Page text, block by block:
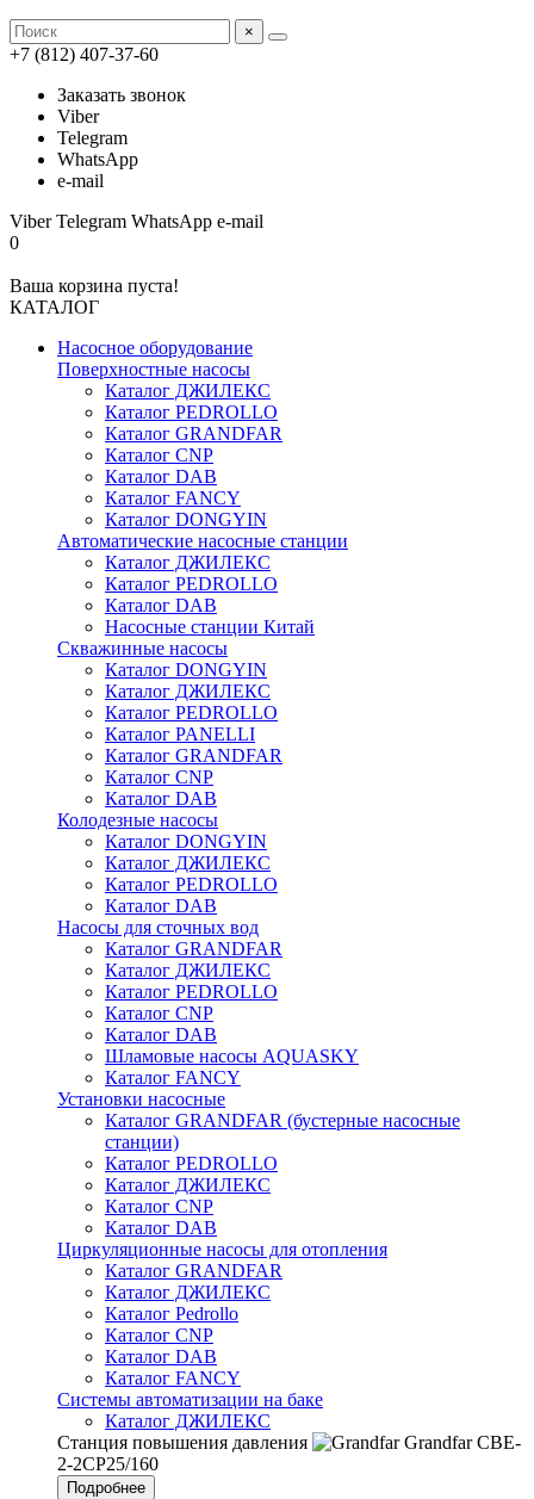
×
+7 (812) 407-37-60
Заказать звонок
Viber
Telegram
WhatsApp
e-mail
ViberTelegram WhatsApp e-mail
0
Ваша корзина пуста!
КАТАЛОГ
Насосное оборудование
Поверхностные насосы
Каталог ДЖИЛЕКС
Каталог PEDROLLO
Каталог GRANDFAR
Каталог CNP
Каталог DAB
Каталог FANCY
Каталог DONGYIN
Автоматические насосные станции
Каталог ДЖИЛЕКС
Каталог PEDROLLO
Каталог DAB
Насосные станции Китай
Скважинные насосы
Каталог DONGYIN
Каталог ДЖИЛЕКС
Каталог PEDROLLO
Каталог PANELLI
Каталог GRANDFAR
Каталог CNP
Каталог DAB
Колодезные насосы
Каталог DONGYIN
Каталог ДЖИЛЕКС
Каталог PEDROLLO
Каталог DAB
Насосы для сточных вод
Каталог GRANDFAR
Каталог ДЖИЛЕКС
Каталог PEDROLLO
Каталог CNP
Каталог DAB
Шламовые насосы AQUASKY
Каталог FANCY
Установки насосные
Каталог GRANDFAR (бустерные насосные
станции)
Каталог PEDROLLO
Каталог ДЖИЛЕКС
Каталог CNP
Каталог DAB
Циркуляционные насосы для отопления
Каталог GRANDFAR
Каталог ДЖИЛЕКС
Каталог Pedrollo
Каталог CNP
Каталог DAB
Каталог FANCY
Системы автоматизации на баке
Каталог ДЖИЛЕКС
Станция повышения давления
Grandfar CBE-
2-2CP25/160
Подробнее